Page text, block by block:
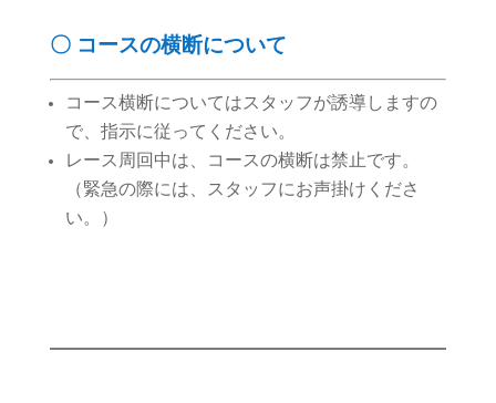
〇 コースの横断について
コース横断についてはスタッフが誘導しますの
で、指示に従ってください。
レース周回中は、コースの横断は禁止です。
（緊急の際には、スタッフにお声掛けくださ
い。）